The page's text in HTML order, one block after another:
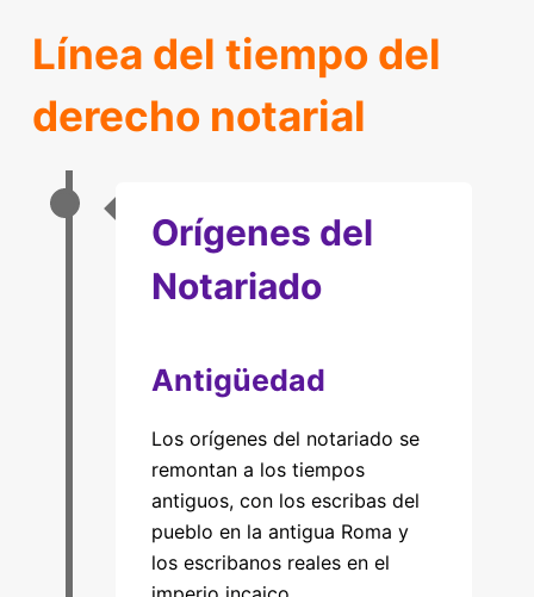
Línea del tiempo del
derecho notarial
Orígenes del
Notariado
Antigüedad
Los orígenes del notariado se
remontan a los tiempos
antiguos, con los escribas del
pueblo en la antigua Roma y
los escribanos reales en el